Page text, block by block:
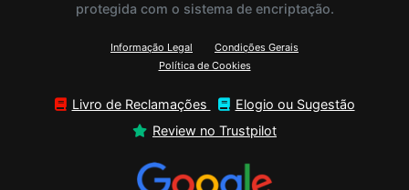
protegida com o sistema de encriptação.
Informação Legal
Condições Gerais
Política de Cookies
Livro de Reclamações
Elogio ou Sugestão
Review no Trustpilot